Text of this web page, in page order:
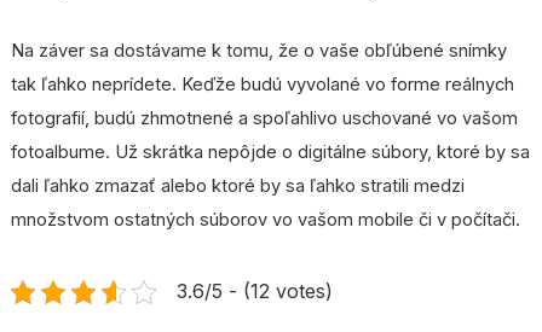
Na záver sa dostávame k tomu, že o vaše obľúbené snímky
tak ľahko neprídete. Keďže budú vyvolané vo forme reálnych
fotografií, budú zhmotnené a spoľahlivo uschované vo vašom
fotoalbume. Už skrátka nepôjde o digitálne súbory, ktoré by sa
dali ľahko zmazať alebo ktoré by sa ľahko stratili medzi
množstvom ostatných súborov vo vašom mobile či v počítači.
3.6/5 - (12 votes)